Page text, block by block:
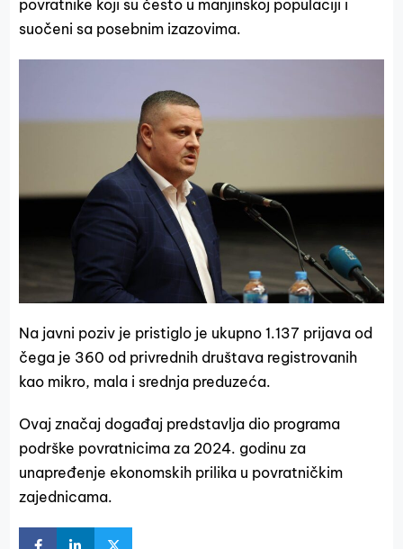
povratnike koji su često u manjinskoj populaciji i
suočeni sa posebnim izazovima.
Na javni poziv je pristiglo je ukupno 1.137 prijava od
čega je 360 od privrednih društava registrovanih
kao mikro, mala i srednja preduzeća.
Ovaj značaj događaj predstavlja dio programa
podrške povratnicima za 2024. godinu za
unapređenje ekonomskih prilika u povratničkim
zajednicama.